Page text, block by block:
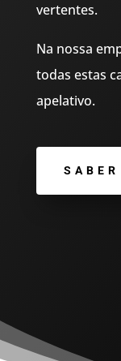
vertentes.
Na nossa
todas estas
apelativo.